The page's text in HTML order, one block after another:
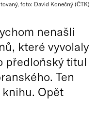
foto: David Konečný (ČTK)
nenašli
které vyvolaly
předloňský titul
Ten
Opět